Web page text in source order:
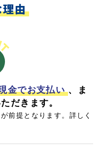
由
金でお支払い 、ま
だきます。
前提となります。詳しく